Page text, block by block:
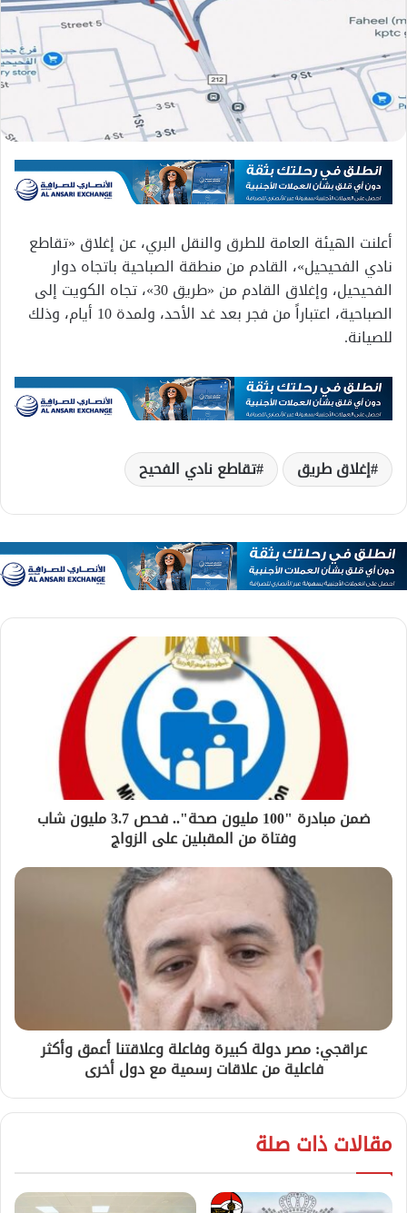
أعلنت الهيئة العامة للطرق والنقل البري، عن إغلاق «تقاطع
نادي الفحيحيل»، القادم من منطقة الصباحية باتجاه دوار
الفحيحيل، وإغلاق القادم من «طريق 30»، تجاه الكويت إلى
الصباحية، اعتباراً من فجر بعد غد الأحد، ولمدة 10 أيام، وذلك
للصيانة.
إغلاق طريق تقاطع نادي الفحيح
ضمن مبادرة "100 مليون صحة".. فحص 3.7 مليون شاب
وفتاة من المقبلين على الزواج
عراقجي: مصر دولة كبيرة وفاعلة وعلاقتنا أعمق وأكثر
فاعلية من علاقات رسمية مع دول أخرى
مقالات ذات صلة